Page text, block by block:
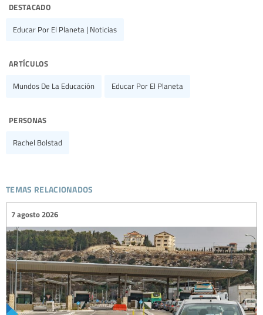
destacado
Educar Por El Planeta | Noticias
artículos
Mundos De La Educación Educar Por El Planeta
personas
Rachel Bolstad
temas relacionados
7 agosto 2026